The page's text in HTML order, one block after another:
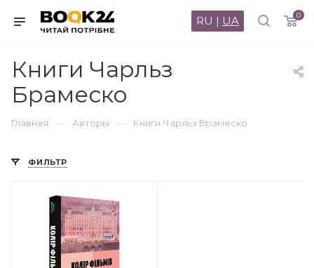
0
RU | UA
Книги Чарльз
Брамеско
Главная — Авторы — Книги Чарльз Брамеско
ФИЛЬТР